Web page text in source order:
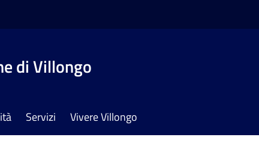
di Villongo
Servizi Vivere Villongo